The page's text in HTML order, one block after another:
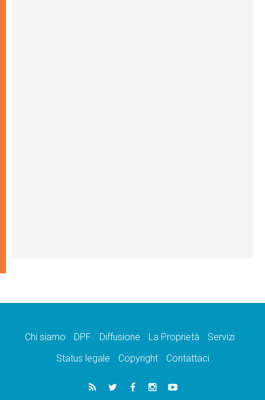
Chi siamo DPF Diffusione La Proprietà
Servizi
Status legale
Copyright Contattaci